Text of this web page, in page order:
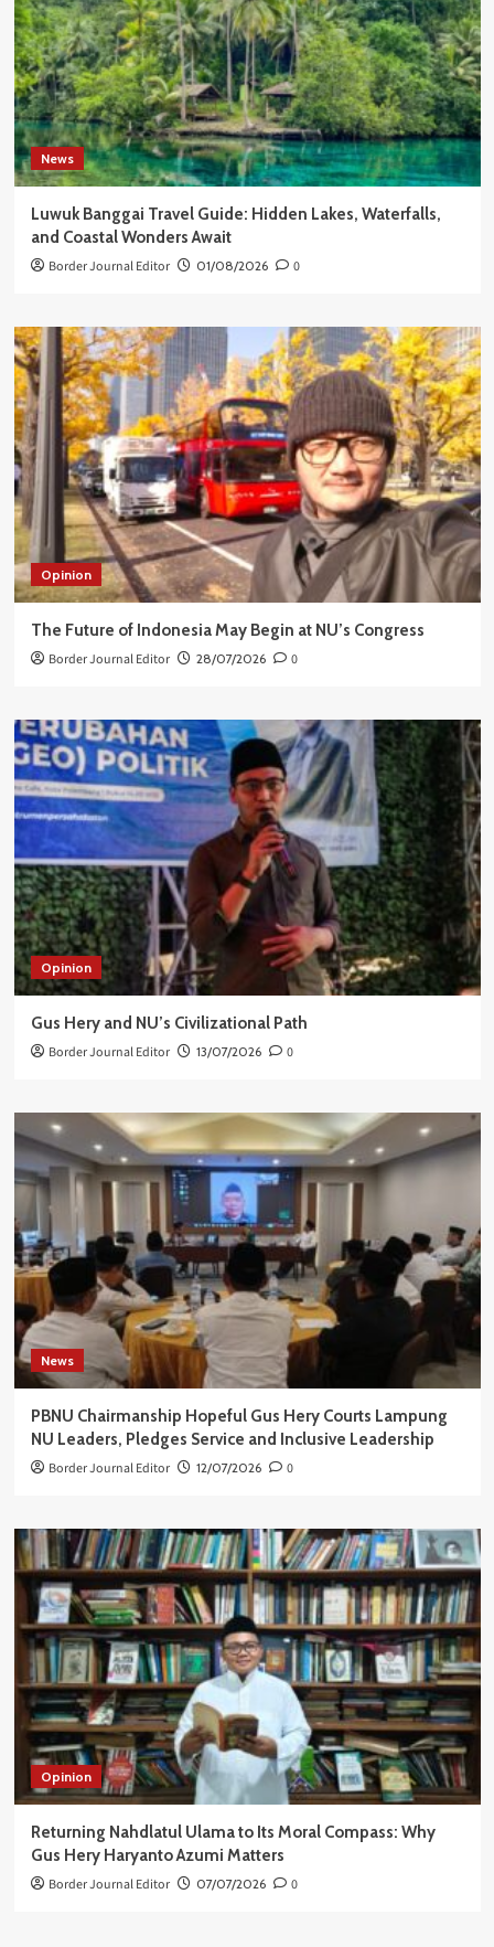
News
Luwuk Banggai Travel Guide: Hidden Lakes, Waterfalls,
and Coastal Wonders Await
Border Journal Editor 01/08/2026 0
Opinion
The Future of Indonesia May Begin at NU’s Congress
Border Journal Editor 28/07/2026 0
Opinion
Gus Hery and NU’s Civilizational Path
Border Journal Editor 13/07/2026 0
News
PBNU Chairmanship Hopeful Gus Hery Courts Lampung
NU Leaders, Pledges Service and Inclusive Leadership
Border Journal Editor 12/07/2026 0
Opinion
Returning Nahdlatul Ulama to Its Moral Compass: Why
Gus Hery Haryanto Azumi Matters
Border Journal Editor 07/07/2026 0